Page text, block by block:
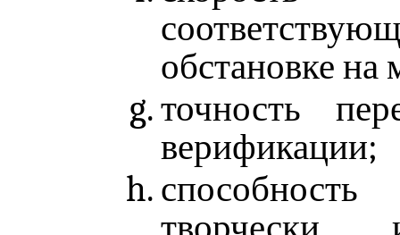
обстановке на
точность
верификации;